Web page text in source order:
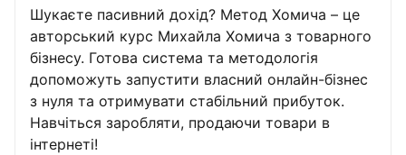
Шукаєте пасивний дохід? Метод Хомича – це
авторський курс Михайла Хомича з товарного
бізнесу. Готова система та методологія
допоможуть запустити власний онлайн-бізнес
з нуля та отримувати стабільний прибуток.
Навчіться заробляти, продаючи товари в
інтернеті!